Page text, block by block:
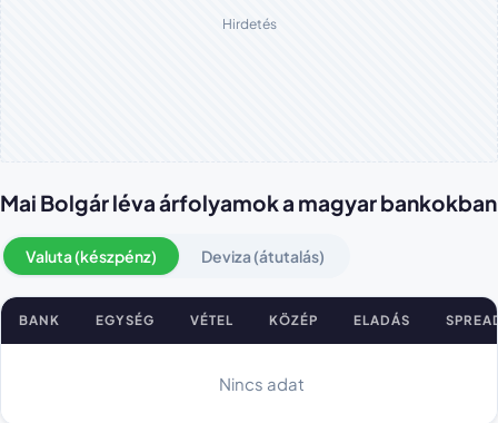
Hirdetés
Mai Bolgár léva árfolyamok a magyar bankokban
Valuta (készpénz) Deviza (átutalás)
BANK EGYSÉG VÉTEL KÖZÉP ELADÁS
Nincs adat